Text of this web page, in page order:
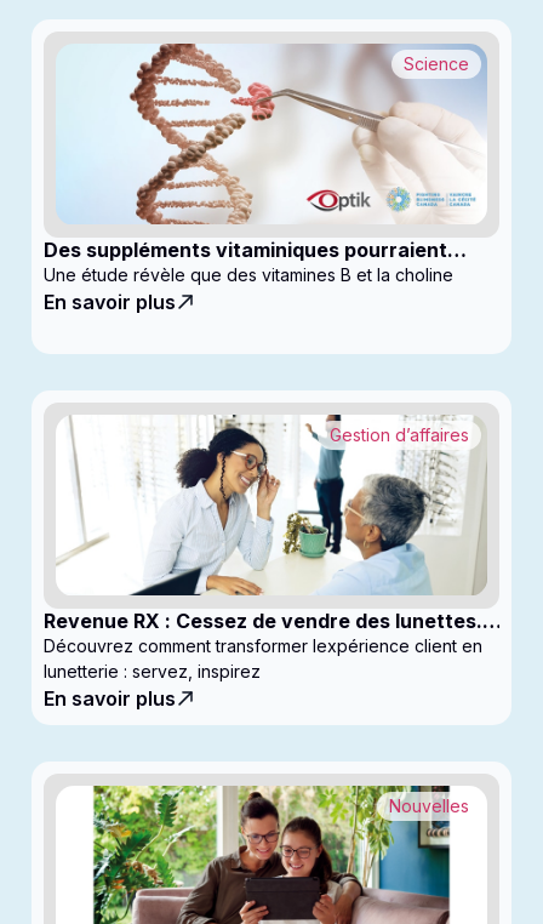
Des suppléments vitaminiques pourraient
ralentir la progression du glaucome
Science
Une étude révèle que des vitamines B et la choline
En savoir plus
Revenue RX : Cessez de vendre des lunettes.
Commencez à générer des profits
Gestion d’affaires
Découvrez comment transformer lexpérience client en
lunetterie : servez, inspirez
En savoir plus
Nouvelles